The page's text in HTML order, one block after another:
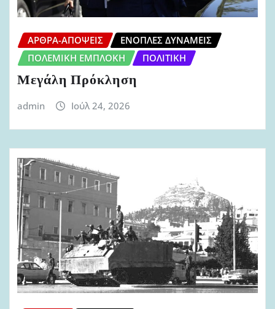
ΆΡΘΡΑ-ΑΠΌΨΕΙΣ
ΈΝΟΠΛΕΣ ΔΥΝΆΜΕΙΣ
ΠΟΛΕΜΙΚΉ ΕΜΠΛΟΚΉ
ΠΟΛΙΤΙΚΉ
Μεγάλη Πρόκληση
admin Ιούλ 24, 2026